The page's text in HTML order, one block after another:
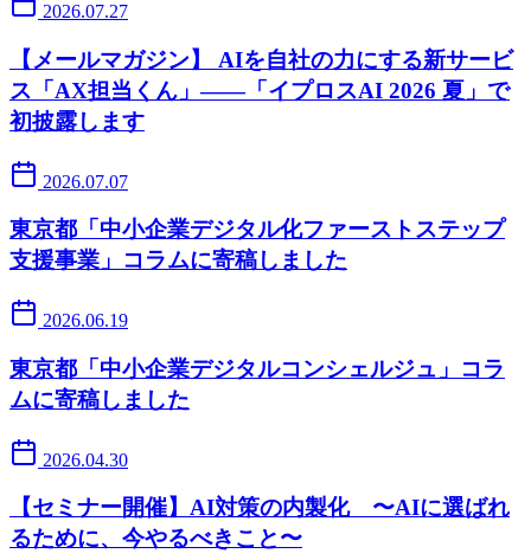
2026.07.27
【メールマガジン】 AIを自社の力にする新サービ
ス「AX担当くん」——「イプロスAI 2026 夏」で
初披露します
2026.07.07
東京都「中小企業デジタル化ファーストステップ
支援事業」コラムに寄稿しました
2026.06.19
東京都「中小企業デジタルコンシェルジュ」コラ
ムに寄稿しました
2026.04.30
【セミナー開催】AI対策の内製化 〜AIに選ばれ
るために、今やるべきこと〜